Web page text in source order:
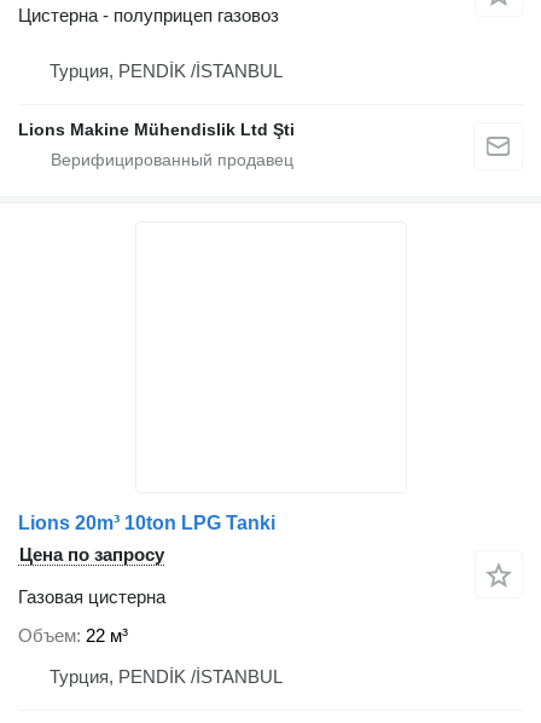
Цистерна - полуприцеп газовоз
Турция, PENDİK /İSTANBUL
Lions Makine Mühendislik Ltd Şti
Lions 20m³ 10ton LPG Tanki
Цена по запросу
Газовая цистерна
Объем 22 м³
Турция, PENDİK /İSTANBUL